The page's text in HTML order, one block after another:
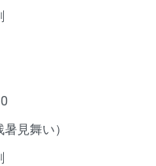
見舞い）